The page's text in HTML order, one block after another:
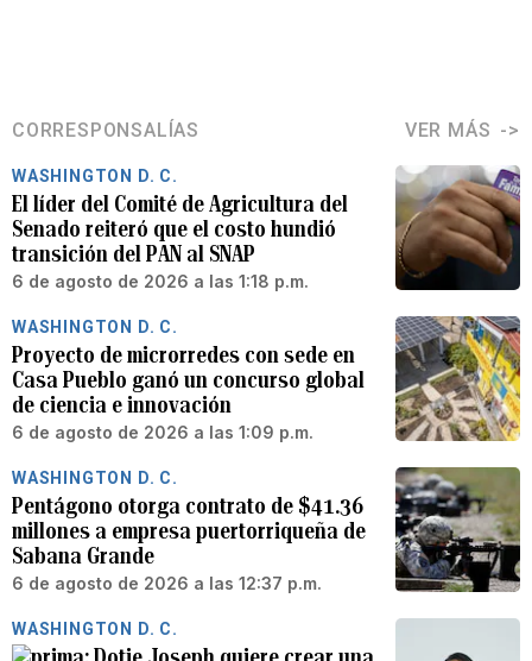
CORRESPONSALÍAS VER MÁS
WASHINGTON D. C.
El líder del Comité de Agricultura del
Senado reiteró que el costo hundió
transición del PAN al SNAP
6 de agosto de 2026 a las 1:18 p.m.
WASHINGTON D. C.
Proyecto de microrredes con sede en
Casa Pueblo ganó un concurso global
de ciencia e innovación
6 de agosto de 2026 a las 1:09 p.m.
WASHINGTON D. C.
Pentágono otorga contrato de $41.36
millones a empresa puertorriqueña de
Sabana Grande
6 de agosto de 2026 a las 12:37 p.m.
WASHINGTON D. C.